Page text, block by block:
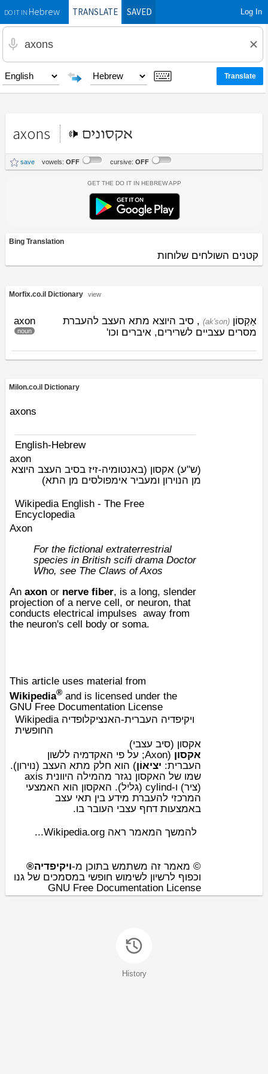
DO IT INHebrewTRANSLATE SAVED Log In
axons אקסונים
save vowels: OFF cursive: OFF
Get the Do It In Hebrew App
Bing Translation
קטנים השולחים שלוחות
Morfix.co.il Dictionary view
axon
noun
(ak'son) אַקְסוֹן
, סיב היוצא מתא העצב להעברת
מסרים עצביים לשרירים, איברים וכו'
Milon.co.il Dictionary
axons
English-Hebrew
axon
(ש"ע) אקסון (באנטומיה-זיז בסיב העצב היוצא
מן הנוירון ומעביר אימפולסים מן התא)
Wikipedia English - The Free
Encyclopedia
Axon
For the fictional extraterrestrial
species in British scifi drama Doctor
Who, see The Claws of Axos
An axon or nerve fiber, is a long, slender
projection of a nerve cell, or neuron, that
conducts electrical impulses away from
the neuron's cell body or soma.
This article uses material from
Wikipedia® and is licensed under the
GNU Free Documentation License
Wikipedia ויקיפדיה העברית-האנציקלופדיה
החופשית
אקסון (סיב עצבי)
אקסון (Axon; על פי
האקדמיה ללשון
העברית: יציאוֹן) הוא חלק מתא העצב (נוירון).
שמו של האקסון נגזר מהמילה היוונית axis
(ציר) ו-cylind (גליל). האקסון הוא האמצעי
המרכזי להעברת מידע בין תאי עצב
באמצעות דחף עצבי העובר בו.
להמשך המאמר ראה Wikipedia.org...
© מאמר זה משתמש בתוכן מ-ויקיפדיה®
וכפוף לרשיון לשימוש חופשי במסמכים של גנו
GNU Free Documentation License
History